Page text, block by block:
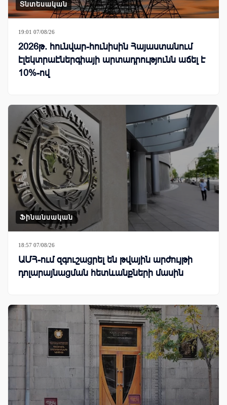
Տնտեսական
19:01 07/08/26
2026թ. հունվար-հունիսին Հայաստանում
էլեկտրաէներգիայի արտադրությունն աճել է
10%-ով
Ֆինանսական
18:57 07/08/26
ԱՄՀ-ում զգուշացրել են թվային արժույթի
դոլարայնացման հետևանքների մասին